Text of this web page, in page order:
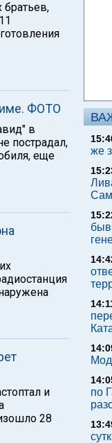
ФОТО
в
пострадал,
еще
и
28
же
по